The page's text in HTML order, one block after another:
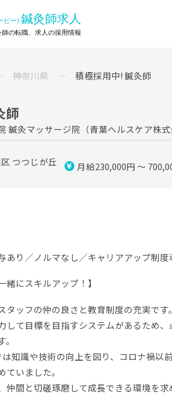
神奈川県 積極採用中! 鍼灸師
師
鍼灸マッサージ院（青葉ヘルスケア株式
つつじが丘 月給230,000円 ～
あり／ノルマなし／キャリアアップ制
緒にスキルアップ！】
タッフの仲の良さと教育制度の充実です。
して目標を目指すシステムがあるため
知識や技術の向上を図り、コロナ禍以
ていました。
仲間と切磋琢磨して成長できる環境を